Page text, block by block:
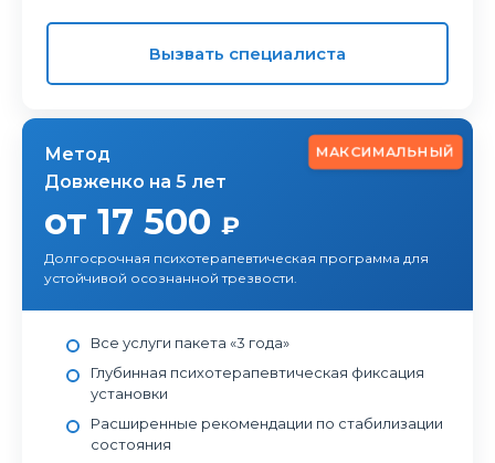
Вызвать специалиста
МАКСИМАЛЬНЫЙ
Метод
Довженко на 5 лет
от 17 500 ₽
Долгосрочная психотерапевтическая программа для
устойчивой осознанной трезвости.
Все услуги пакета «3 года»
Глубинная психотерапевтическая фиксация
установки
Расширенные рекомендации по стабилизации
состояния